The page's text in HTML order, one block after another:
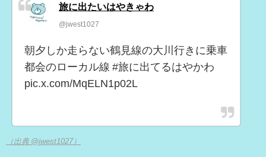
旅に出たいはやきゃわ
@jwest1027
朝夕しか走らない鶴見線の大川行きに乗車
都会のローカル線 #旅に出てるはやかわ
pic.x.com/MqELN1p02L
（出典 @jwest1027）